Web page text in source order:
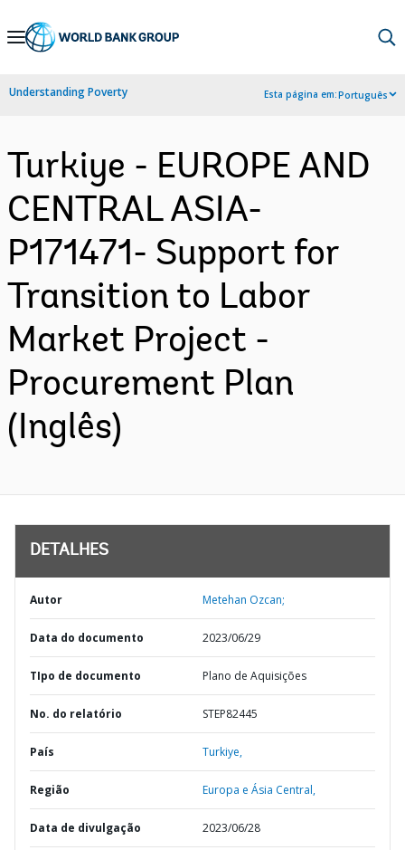
Skip
Navigation
Understanding Poverty Esta página em:Português
Turkiye - EUROPE AND
CENTRAL ASIA-
P171471- Support for
Transition to Labor
Market Project -
Procurement Plan
(Inglês)
DETALHES
Autor Metehan Ozcan;
Data do documento 2023/06/29
TIpo de documento Plano de Aquisições
No. do relatório STEP82445
País Turkiye,
Região Europa e Ásia Central,
Data de divulgação 2023/06/28